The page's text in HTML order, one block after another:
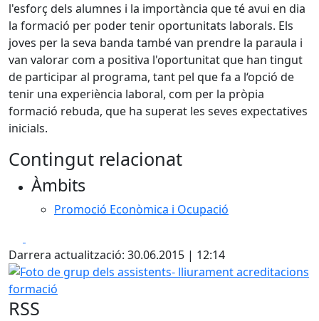
l'esforç dels alumnes i la importància que té avui en dia
la formació per poder tenir oportunitats laborals. Els
joves per la seva banda també van prendre la paraula i
van valorar com a positiva l'oportunitat que han tingut
de participar al programa, tant pel que fa a l‘opció de
tenir una experiència laboral, com per la pròpia
formació rebuda, que ha superat les seves expectatives
inicials.
Contingut relacionat
Àmbits
Promoció Econòmica i Ocupació
Darrera actualització: 30.06.2015 | 12:14
Foto de grup dels assistents- lliurament acreditacions
RSS